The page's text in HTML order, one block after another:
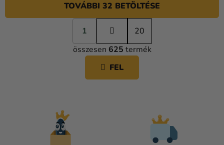
L
I
S
T
TOVÁBBI 32 BETÖLTÉSE
L
a
p
o
á
s
1
20
összesen 625 termék
FEL